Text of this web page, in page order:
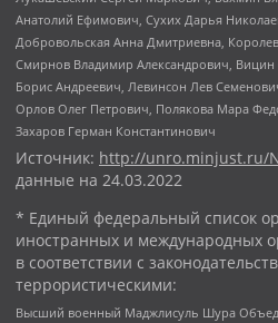
Анатолий Ефимович, Сухих Дарья
Добровольская Анна Дмитриевна,
Смирнов Владимир Александрович,
Борис Андреевич, Левинсон Лев
Орлов Олег Петрович, Полякова Мара
Захаров Герман Константинович
Источник: http://unro.minjust.ru/
данные на 24.03.2022
* Единый федеральный список
иностранных и международных
в соответствии с
террористическими:
Высший военный Маджлисуль Шура